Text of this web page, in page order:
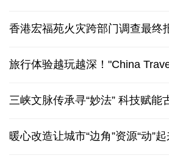
香港宏福苑火灾跨部门调查最终
旅行体验越玩越深！"China
三峡文脉传承寻“妙法” 科技赋能
暖心改造让城市“边角”资源“动”起